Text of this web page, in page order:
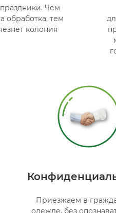
Чем
обработка, тем
колония
Приезжаем в
одежде, без